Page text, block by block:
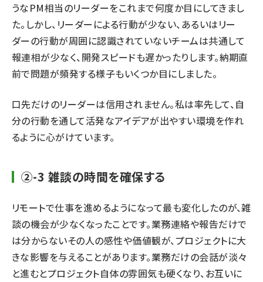
うなPM相当のリーダーをこれまで何度か目にしてきまし
た。しかし、リーダーによる行動が少ない、あるいはリー
ダーの行動が周囲に認識されていないチームは共通して
報連相が少なく、開発スピードも遅かったりします。納期直
前で問題が頻発する様子もいくつか目にしました。
口先だけのリーダーは信用されません。私は率先して、自
分の行動を通して活発なアイデアが出やすい環境を作れ
るように心がけています。
②-3 雑談の時間を確保する
リモートで仕事を進めるようになって最も変化したのが、雑
談の機会が少なくなったことです。業務連絡や報告だけで
は分からないその人の感性や価値観が、プロジェクトに大
きな影響を与えることがあります。業務だけの会話が淡々
と進むとプロジェクト自体の雰囲気も硬くなり、お互いに